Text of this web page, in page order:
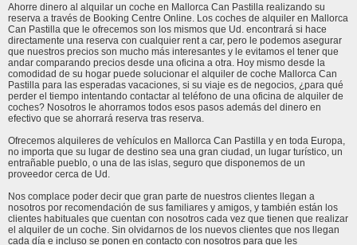
Ahorre dinero al alquilar un coche en Mallorca Can Pastilla realizando su
reserva a través de Booking Centre Online. Los coches de alquiler en Mallorca
Can Pastilla que le ofrecemos son los mismos que Ud. encontrará si hace
directamente una reserva con cualquier rent a car, pero le podemos asegurar
que nuestros precios son mucho más interesantes y le evitamos el tener que
andar comparando precios desde una oficina a otra. Hoy mismo desde la
comodidad de su hogar puede solucionar el alquiler de coche Mallorca Can
Pastilla para las esperadas vacaciones, si su viaje es de negocios, ¿para qué
perder el tiempo intentando contactar al teléfono de una oficina de alquiler de
coches? Nosotros le ahorramos todos esos pasos además del dinero en
efectivo que se ahorrará reserva tras reserva.
Ofrecemos alquileres de vehículos en Mallorca Can Pastilla y en toda Europa,
no importa que su lugar de destino sea una gran ciudad, un lugar turístico, un
entrañable pueblo, o una de las islas, seguro que disponemos de un
proveedor cerca de Ud.
Nos complace poder decir que gran parte de nuestros clientes llegan a
nosotros por recomendación de sus familiares y amigos, y también están los
clientes habituales que cuentan con nosotros cada vez que tienen que realizar
el alquiler de un coche. Sin olvidarnos de los nuevos clientes que nos llegan
cada día e incluso se ponen en contacto con nosotros para que les